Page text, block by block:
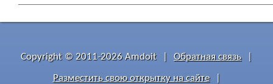
Copyright © 2011-2026 Amdoit Обратная связь
Разместить свою открытку на сайте